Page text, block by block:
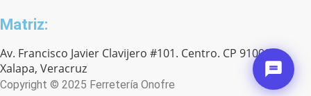
Matriz:
Av. Francisco Javier Clavijero #101. Centro. CP 91000.
Xalapa, Veracruz
Copyright © 2025 Ferretería Onofre